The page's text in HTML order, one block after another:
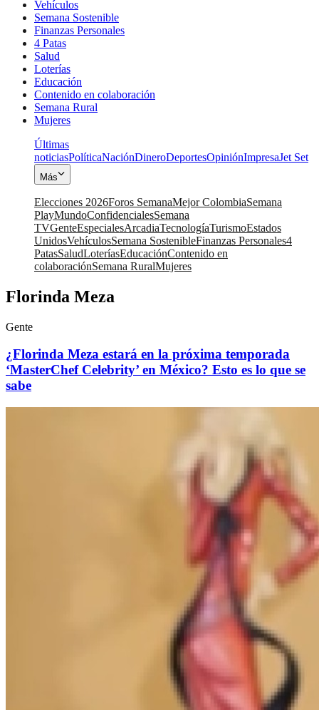
Vehículos
Semana Sostenible
Finanzas Personales
4 Patas
Salud
Loterías
Educación
Contenido en colaboración
Semana Rural
Mujeres
Últimas
noticiasPolíticaNaciónDineroDeportesOpiniónImpresaJet Set
Más
Elecciones 2026Foros SemanaMejor ColombiaSemana
PlayMundoConfidencialesSemana
TVGenteEspecialesArcadiaTecnologíaTurismoEstados
UnidosVehículosSemana SostenibleFinanzas Personales4
PatasSaludLoteríasEducaciónContenido en
colaboraciónSemana RuralMujeres
Florinda Meza
Gente
¿Florinda Meza estará en la próxima temporada
‘MasterChef Celebrity’ en México? Esto es lo que se
sabe